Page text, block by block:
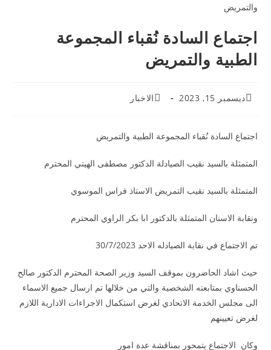
اجتماع السادة نُقباء المجموعة
الطبية والتمريض
ديسمبر 15, 2023 الاخبار
اجتماع السادة نُقباء المجموعة الطبية والتمريض
المتمثلة بالسيد نقيب الصيادلة الدكتور مصطفى الهيتي المحترم
المتمثلة بالسيد نقيب التمريض الاستاذ فراس الموسوي
ونقابة الاسنان المتمثلة بالدكتور ابا بكر الراوي المحترم
تم الاجتماع في نقابة الصيادله الاحد 30/7/2023
حيث اشاد الحاضرون بموقف السيد وزير الصحة المحترم الدكتور صالح
الحسناوي بمتابعته الشخصية والتي من خلالها تم ارسال جميع الاسماء
الى مجلس الخدمة الاتحادي لغرض استكمال الاجراءات الادارية اللازم
لغرض تعيينهم
وكان الاجتماع يتمحور بمناقشة عدة امور